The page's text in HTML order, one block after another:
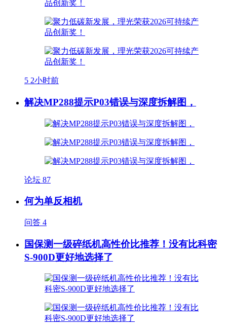
5 2小时前
解决MP288提示P03错误与深度拆解图，
论坛 87
何为单反相机
问答 4
国保测一级碎纸机高性价比推荐！没有比科密
S-900D更好地选择了